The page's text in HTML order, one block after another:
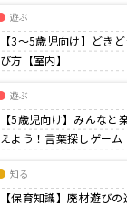
遊ぶ
【3〜5歳児向け】どき
び方【室内】
遊ぶ
【5歳児向け】みんなと
えよう！言葉探しゲーム
知る
【保育知識】廃材遊び